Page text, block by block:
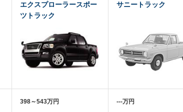
エクスプローラースポー
ツトラック
398～543万円
サニートラック
‐‐‐万円